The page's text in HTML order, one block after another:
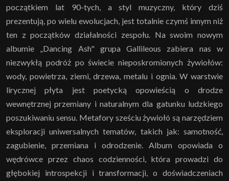
początkiem lat 90-tych, a styl muzyczny, który dziś
prezentują, po wielu ewolucjach, jest totalnie czymś innym niż
ten z początków działalności zespołu. Na swoim nowym
albumie „Dancing Ash" grupa Gallileous zabiera nas w
niezwykłą podróż po świecie nieposkromionych żywiołów:
wody, powietrza, ziemi, drzewa, metalu i ognia. W warstwie
lirycznej płyta jest poetycką opowieścią o drodze
wewnętrznej przemiany i naturalnym dla gatunku ludzkiego
poszukiwaniu sensu. Metafory sześciu żywiołó są narzędziem
eksploracji uniwersalnych tematów, takich jak: samotność,
zagubienie, przemiana i odrodzenie. Album opowiada o
wędrówce przez chaos codzienności, która prowadzi do
głębokiej introspekcji i transformacji, o doświadczeniach